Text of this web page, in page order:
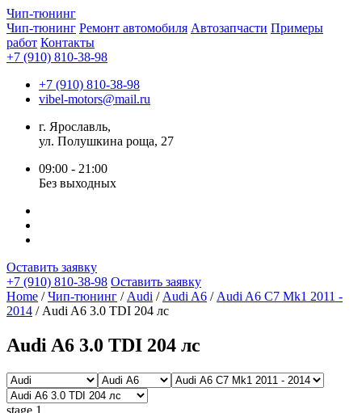
Чип-тюнинг
Чип-тюнинг Ремонт автомобиля Автозапчасти Примеры
работ Контакты
+7 (910) 810-38-98
+7 (910) 810-38-98
vibel-motors@mail.ru
г. Ярославль,
ул. Полушкина роща, 27
09:00 - 21:00
Без выходных
Оставить заявку
+7 (910) 810-38-98 Оставить заявку
Home /Чип-тюнинг / Audi / Audi A6 / Audi A6 С7 Mk1 2011 -
2014 / Audi A6 3.0 TDI 204 лс
Audi A6 3.0 TDI 204 лс
stage 1